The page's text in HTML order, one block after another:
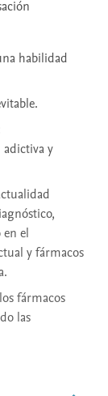
habilidad
adictiva y
el
y fármacos
fármacos
las